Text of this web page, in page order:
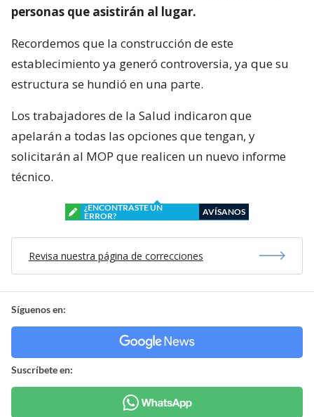
personas que asistirán al lugar.
Recordemos que la construcción de este
establecimiento ya generó controversia, ya que su
estructura se hundió en una parte.
Los trabajadores de la Salud indicaron que
apelarán a todas las opciones que tengan, y
solicitarán al MOP que realicen un nuevo informe
técnico.
¿ENCONTRASTE UN
ERROR?
AVÍSANOS
Revisa nuestra página de correcciones
Síguenos en:
Suscríbete en: